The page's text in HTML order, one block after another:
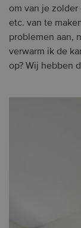
om van je zolder
etc. van te
problemen aan,
verwarm ik de
op? Wij hebben